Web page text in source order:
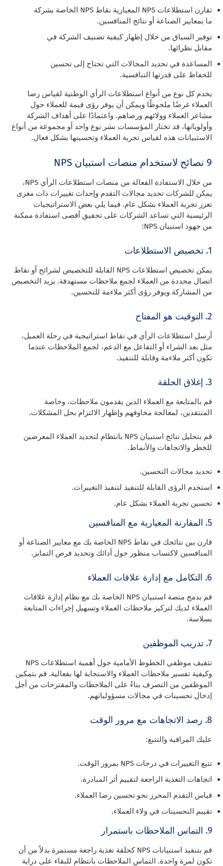
تقارن استطلاعات NPS المعيارية نقاط NPS الخاصة بشركة
ما بمعايير الصناعة أو نتائج المنافسين.
توفير السياق من خلال إظهار كيفية تصنيف الشركة في
مقابل نظرائها.
المساعدة في تحديد المجالات التي تحتاج إلى تحسين
للحفاظ على قدرتها التنافسية.
يخدم كل نوع من أنواع استطلاعات الرأي الوطنية لقياس رضا
العملاء غرضًا ملحوظًا ويمكن أن يوفر رؤى قيمة للعملاء حول
مشاعر العملاء وولائهم ورضاهم. واعتمادًا على أهداف الشركة
وأولوياتها، قد تختار المؤسسات نشر نوع واحد أو مجموعة من أنواع
الاستبيانات هذه لقياس تجربة العملاء وتحسينها بشكل فعال.
9 نصائح لاستخدام منصات استبيان NPS
من خلال الاستفادة الفعالة من منصات استطلاعات الرأي NPS،
يمكن للشركات تحديد مجالات التقدم وإحداث تغييرات ذات مغزى
تعزز تجربة العملاء بشكل عام. فيما يلي بعض الاستراتيجيات
الرئيسية التي تساعد الشركات على تحقيق أقصى استفادة ممكنة
من جهود استبيان NPS:
1. تخصيص الاستطلاعات
يمكن تخصيص استطلاعات NPS القابلة للتخصيص لشرائح أو نقاط
اتصال محددة من العملاء لجمع ملاحظات مستهدفة. يزيد التخصيص
من المشاركة ويوفر رؤى أكثر ملاءمة للتحسين.
2. التوقيت هو المفتاح
أرسل استطلاعات الرأي في نقاط استراتيجية في رحلة العميل،
مثل بعد الشراء أو التفاعل مع الدعم، لجمع الملاحظات عندما
تكون أكثر ملاءمة وقابلة للتنفيذ.
3. إغلاق الحلقة
قم بالمتابعة مع العملاء الذين يقدمون ملاحظات، وخاصة
المنتقدين، لمعالجة مخاوفهم وإظهار الالتزام بحل المشكلات.
قم بتحليل نتائج استبيان NPS بانتظام لتحديد العملاء المعرضين
للخطر والاتجاهات والأنماط.
تحديد مجالات التحسين.
استخدم الرؤى القابلة للتنفيذ لتنفيذ التغييرات.
تحسين تجربة العملاء بشكل عام.
5. المقارنة المعيارية مع المنافسين
قارن بين نتائجك في نقاط NPS الخاصة بك مع معايير الصناعة أو
المنافسين لاكتساب منظور حول أدائك وتحديد فرص التمايز.
6. التكامل مع إدارة علاقات العملاء
قم بدمج منصة استبيان NPS الخاصة بك مع نظام إدارة علاقات
العملاء لديك لتركيز ملاحظات العملاء وتسهيل إجراءات المتابعة
بسلاسة.
7. تدريب الموظفين
تثقيف موظفي الخطوط الأمامية حول أهمية استطلاعات NPS
وكيفية تفسير ملاحظات العملاء والاستجابة لها بفعالية. قم بتمكين
الموظفين من التصرف بناءً على الملاحظات والمقترحات من أجل
إدخال تحسينات في مجالات مسؤولياتهم.
8. رصد الاتجاهات مع مرور الوقت
عليك المراقبة والتتبع:
تتبع التغييرات في درجات NPS بمرور الوقت.
اتجاهات التغذية الراجعة لتقييم أثر المبادرة.
قياس التقدم المحرز نحو تحسين رضا العملاء.
تقييم التحسينات في ولاء العملاء.
9. التماس الملاحظات باستمرار
قم بتنفيذ استبيانات NPS كحلقة تغذية راجعة مستمرة بدلاً من أن
تكون لمرة واحدة. التماس الملاحظات بانتظام للبقاء على دراية